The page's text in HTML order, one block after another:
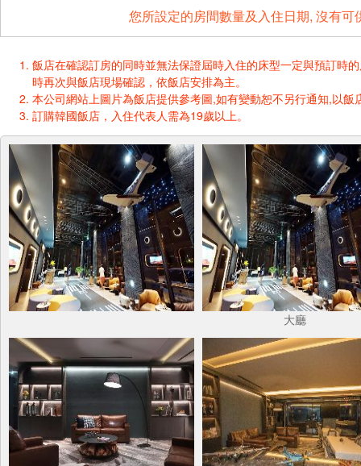
您所設定的房間數量及入住日期, 沒有
飯店在確認訂房的同時並無法保證屆時入住的床型一定與預訂時
時再次與飯店現場確認，依飯店安排為主。
本公司網站上圖片為飯店提供參考圖,如有變動恕不另行通知,以飯
訂購韓國飯店，入住代表人需為19歲以上。
大廳